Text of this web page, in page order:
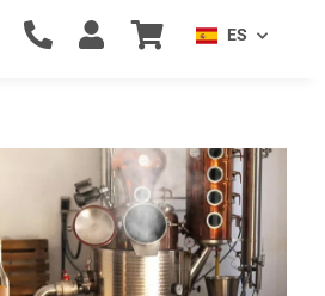
ES